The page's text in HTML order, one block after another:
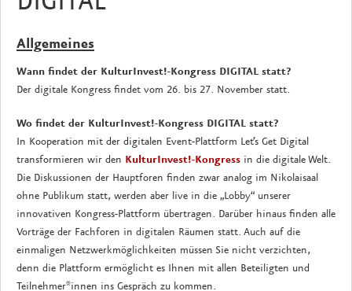
Allgemeines
Wann findet der KulturInvest!-Kongress DIGITAL statt?
Der digitale Kongress findet vom 26. bis 27. November statt.
Wo findet der KulturInvest!-Kongress DIGITAL statt?
In Kooperation mit der digitalen Event-Plattform Let’s Get Digital
transformieren wir den KulturInvest!-Kongress in die digitale Welt.
Die Diskussionen der Hauptforen finden zwar analog im Nikolaisaal
ohne Publikum statt, werden aber live in die „Lobby“ unserer
innovativen Kongress-Plattform übertragen. Darüber hinaus finden alle
Vorträge der Fachforen in digitalen Räumen statt. Auch auf die
einmaligen Netzwerkmöglichkeiten müssen Sie nicht verzichten,
denn die Plattform ermöglicht es Ihnen mit allen Beteiligten und
Teilnehmer*innen ins Gespräch zu kommen.